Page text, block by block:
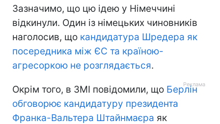
Зазначимо, що цю ідею у Німеччині
відкинули. Один із німецьких чиновників
наголосив, що кандидатура Шредера як
посередника між ЄС та країною-
агресоркою не розглядається.
Окрім того, в ЗМІ повідомили, що Берлін
обговорює кандидатуру президента
Франка-Вальтера Штайнмаєра як